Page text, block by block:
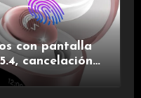
con pantalla
cancelación
y de larga